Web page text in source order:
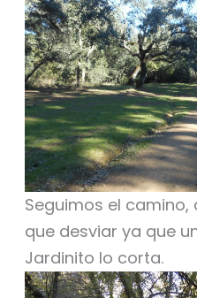
Seguimos el
que desviar ya que
Jardinito lo corta.